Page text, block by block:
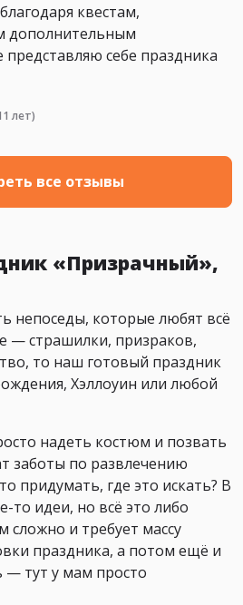
квестам,
дополнительным
представляю себе праздника
лет)
все отзывы
«Призрачный»,
непоседы, которые любят всё
— страшилки, призраков,
то наш готовый праздник
Хэллоуин или любой
надеть костюм и позвать
заботы по развлечению
придумать, где это искать? В
то идеи, но всё это либо
сложно и требует массу
праздника, а потом ещё и
— тут у мам просто